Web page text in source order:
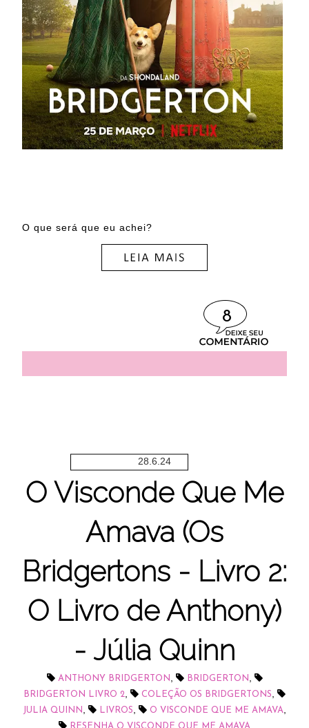
O que será que eu achei?
8
28.6.24
O Visconde Que Me
Amava (Os
Bridgertons - Livro 2:
O Livro de Anthony)
- Júlia Quinn
ANTHONY BRIDGERTON, BRIDGERTON,
BRIDGERTON LIVRO 2, COLEÇÃO OS BRIDGERTONS,
JULIA QUINN, LIVROS, O VISCONDE QUE ME AMAVA,